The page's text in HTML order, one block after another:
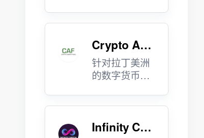
Crypto Ass
ets Fund
针对拉丁美洲
的数字货币基
Infinity Cap